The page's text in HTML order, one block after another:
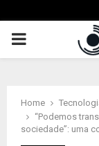
PRIMARY
Home
“Podemos
sociedade”: uma